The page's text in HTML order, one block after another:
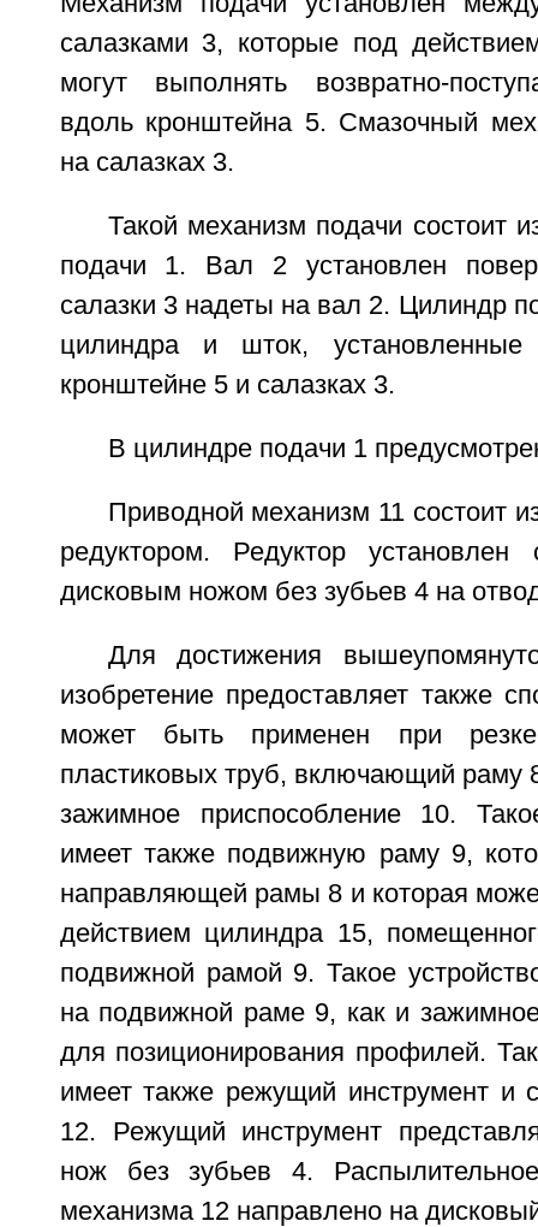
салазками 3, которые под
могут выполнять возвратно-
вдоль кронштейна 5. Смазочный
на салазках 3.
Такой механизм подачи состоит
подачи 1. Вал 2 установлен
салазки 3 надеты на вал 2. Цилиндр
цилиндра и шток, установленные
кронштейне 5 и салазках 3.
В цилиндре подачи 1
Приводной механизм 11 состоит
редуктором. Редуктор
дисковым ножом без зубьев 4 на
Для достижения
изобретение предоставляет также
может быть применен при резке
пластиковых труб, включающий раму
зажимное приспособление 10.
имеет также подвижную раму 9,
направляющей рамы 8 и которая
действием цилиндра 15,
подвижной рамой 9. Такое
на подвижной раме 9, как и
для позиционирования профилей.
имеет также режущий инструмент и
12. Режущий инструмент
нож без зубьев 4.
механизма 12 направлено на